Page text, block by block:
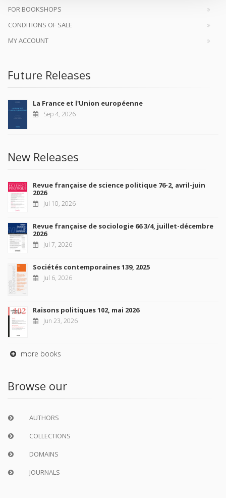
FOR BOOKSHOPS
CONDITIONS OF SALE
MY ACCOUNT
Future Releases
La France et l'Union européenne
Sep 4, 2026
New Releases
Revue française de science politique 76-2, avril-juin
2026
Jul 10, 2026
Revue française de sociologie 66 3/4, juillet-décembre
2026
Jul 7, 2026
Sociétés contemporaines 139, 2025
Jul 6, 2026
Raisons politiques 102, mai 2026
Jun 23, 2026
more books
Browse our
AUTHORS
COLLECTIONS
DOMAINS
JOURNALS